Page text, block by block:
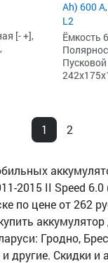
[- +],
Ah) 600
L2
Ёмкость
1 2
2015 II Speed 6.0
по цене от 262
Гродно,
другие. Скидки и